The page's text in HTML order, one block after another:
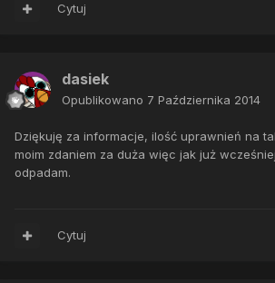
Cytuj
dasiek
Opublikowano 7 Października 2014
Dziękuję za informacje, ilość uprawnień na
moim zdaniem za duża więc jak już
odpadam.
Cytuj